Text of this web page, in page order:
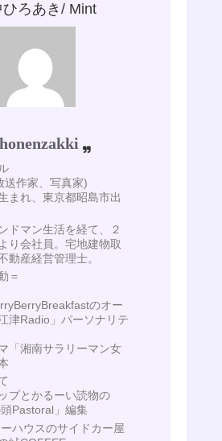
ひろあき/ Mint
送作家、写真家)
まれ、東京都昭島市出
ドマン生活を経て、２
り会社員。宅地建物取
動産経営管理士。
＝
のオー
津Radio」パーソナリテ
「湘南サラリーマン女
プとかるーい読物の
Pastoral」編集
ハウスのサイドカー屋